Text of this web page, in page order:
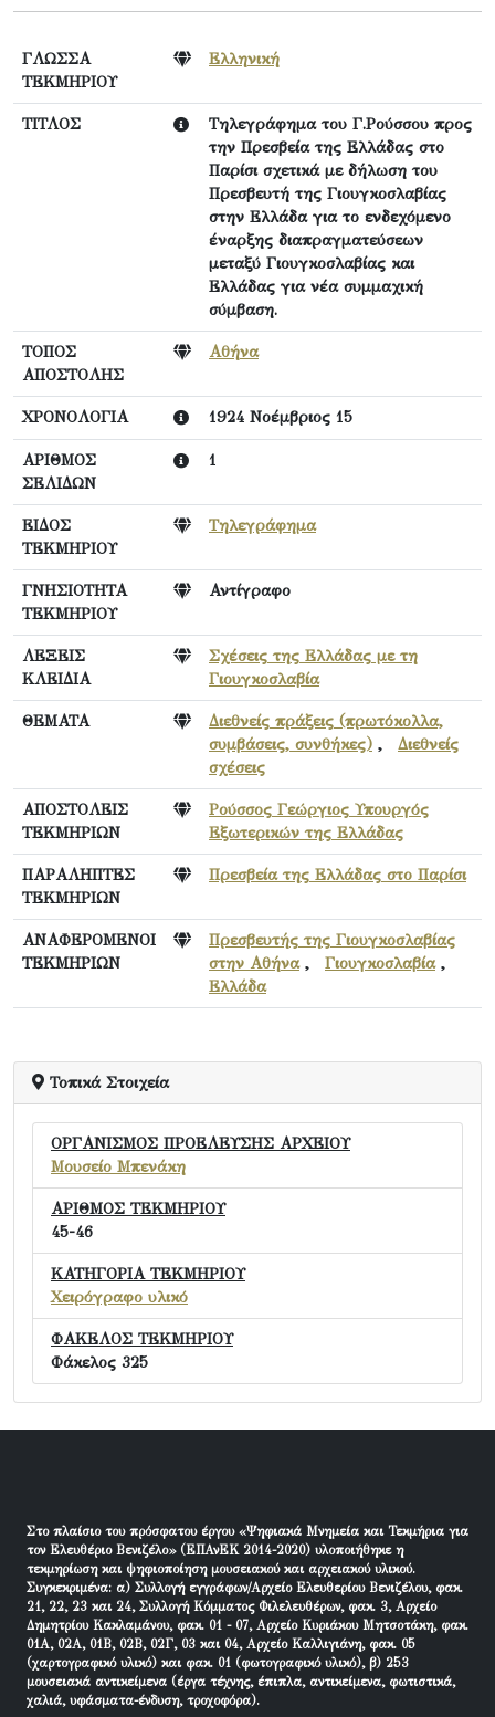
ΓΛΩΣΣΑ
ΤΕΚΜΗΡΙΟΥ
Ελληνική
ΤΙΤΛΟΣ
Τηλεγράφημα του Γ.Ρούσσου προς
την Πρεσβεία της Ελλάδας στο
Παρίσι σχετικά με δήλωση του
Πρεσβευτή της Γιουγκοσλαβίας
στην Ελλάδα για το ενδεχόμενο
έναρξης διαπραγματεύσεων
μεταξύ Γιουγκοσλαβίας και
Ελλάδας για νέα συμμαχική
σύμβαση.
ΤΟΠΟΣ
ΑΠΟΣΤΟΛΗΣ
Αθήνα
ΧΡΟΝΟΛΟΓΙΑ 1924 Νοέμβριος 15
ΑΡΙΘΜΟΣ
ΣΕΛΙΔΩΝ
1
ΕΙΔΟΣ
ΤΕΚΜΗΡΙΟΥ
Τηλεγράφημα
ΓΝΗΣΙΟΤΗΤΑ
ΤΕΚΜΗΡΙΟΥ
Αντίγραφο
ΛΕΞΕΙΣ
ΚΛΕΙΔΙΑ
Σχέσεις της Ελλάδας με τη
Γιουγκοσλαβία
ΘΕΜΑΤΑ
Διεθνείς πράξεις (πρωτόκολλα,
συμβάσεις, συνθήκες) , Διεθνείς
σχέσεις
ΑΠΟΣΤΟΛΕΙΣ
ΤΕΚΜΗΡΙΩΝ
Ρούσσος Γεώργιος Υπουργός
Εξωτερικών της Ελλάδας
ΠΑΡΑΛΗΠΤΕΣ
ΤΕΚΜΗΡΙΩΝ
Πρεσβεία της Ελλάδας στο Παρίσι
ΑΝΑΦΕΡΟΜΕΝΟΙ
ΤΕΚΜΗΡΙΩΝ
Πρεσβευτής της Γιουγκοσλαβίας
στην Αθήνα, Γιουγκοσλαβία,
Ελλάδα
Τοπικά Στοιχεία
ΟΡΓΑΝΙΣΜΟΣ ΠΡΟΕΛΕΥΣΗΣ ΑΡΧΕΙΟΥ
Μουσείο Μπενάκη
ΑΡΙΘΜΟΣ ΤΕΚΜΗΡΙΟΥ
45-46
ΚΑΤΗΓΟΡΙΑ ΤΕΚΜΗΡΙΟΥ
Χειρόγραφο υλικό
ΦΑΚΕΛΟΣ ΤΕΚΜΗΡΙΟΥ
Φάκελος 325
Στο πλαίσιο του πρόσφατου έργου «Ψηφιακά Μνημεία και Τεκμήρια για
τον Ελευθέριο Βενιζέλο» (ΕΠΑνΕΚ 2014-2020) υλοποιήθηκε η
τεκμηρίωση και ψηφιοποίηση μουσειακού και αρχειακού υλικού.
Συγκεκριμένα: α) Συλλογή εγγράφων/Αρχείο Ελευθερίου Βενιζέλου, φακ.
21, 22, 23 και 24, Συλλογή Κόμματος Φιλελευθέρων, φακ. 3, Αρχείο
Δημητρίου Κακλαμάνου, φακ. 01 - 07, Αρχείο Κυριάκου Μητσοτάκη, φακ.
01Α, 02Α, 01Β, 02Β, 02Γ, 03 και 04, Αρχείο Καλλιγιάνη, φακ. 05
(χαρτογραφικό υλικό) και φακ. 01 (φωτογραφικό υλικό), β) 253
μουσειακά αντικείμενα (έργα τέχνης, έπιπλα, αντικείμενα, φωτιστικά,
χαλιά, υφάσματα-ένδυση, τροχοφόρα).